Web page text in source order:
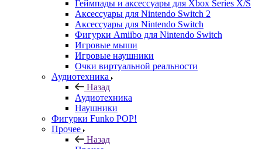
Геймпады и аксессуары для Xbox Series X/S
Аксессуары для Nintendo Switch 2
Аксессуары для Nintendo Switch
Фигурки Amiibo для Nintendo Switch
Игровые мыши
Игровые наушники
Очки виртуальной реальности
Аудиотехника
Назад
Аудиотехника
Наушники
Фигурки Funko POP!
Прочее
Назад